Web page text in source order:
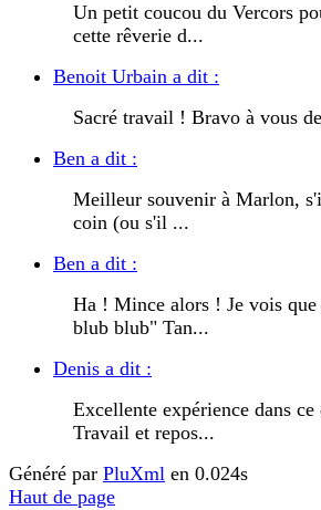
Un petit coucou du Vercors
cette rêverie d...
Benoit Urbain a dit :
Sacré travail ! Bravo à vous
Ben a dit :
Meilleur souvenir à Marlon,
coin (ou s'il ...
Ben a dit :
Ha ! Mince alors ! Je vois
blub blub" Tan...
Denis a dit :
Excellente expérience dans
Travail et repos...
Généré par PluXml en 0.024s
Haut de page